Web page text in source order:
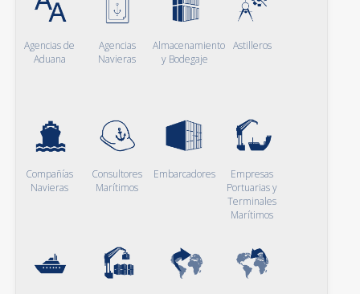
Agencias de
Aduana
Agencias
Navieras
Almacenamiento
y Bodegaje
Astilleros
Compañías
Navieras
Consultores
Marítimos
Embarcadores
Empresas
Portuarias y
Terminales
Marítimos